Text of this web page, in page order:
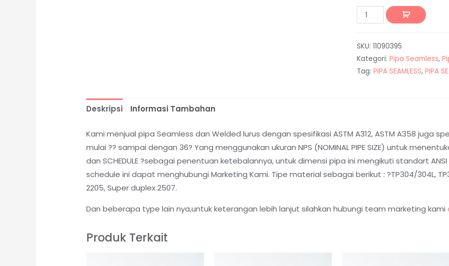
SKU: 11090395
Kategori: Pipa Seamless,
Tag: PIPA SEAMLESS, PIPA
Deskripsi Informasi Tambahan
Kami menjual pipa Seamless dan Welded lurus dengan spesifikasi ASTM A312, ASTM A358 juga
mulai ?? sampai dengan 36? Yang menggunakan ukuran NPS (NOMINAL PIPE SIZE) untuk
dan SCHEDULE ?sebagai penentuan ketebalannya, untuk dimensi pipa ini mengikuti standart
schedule ini dapat menghubungi Marketing Kami. Tipe material sebagai berikut : ?TP304/304L,
2205, Super duplex 2507.
Dan beberapa type lain nya,untuk keterangan lebih lanjut silahkan hubungi team marketing kami
Produk Terkait